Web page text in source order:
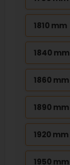
1810 mm
1840 mm
1860 mm
1890 mm
1920 mm
1950 mm